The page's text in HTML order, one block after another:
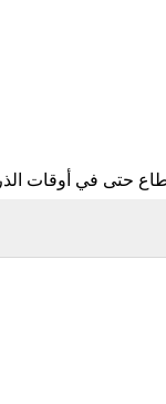
حتى في أوقات